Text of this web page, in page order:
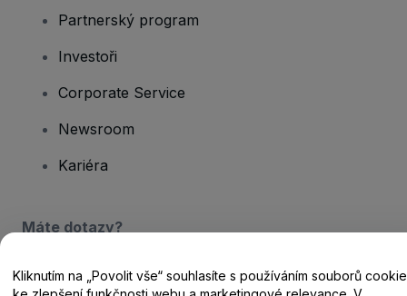
Partnerský program
Investoři
Corporate Service
Newsroom
Kariéra
Máte dotazy?
Centrum nápovědy / Kontakt
Kliknutím na „Povolit vše“ souhlasíte s používáním souborů cookie